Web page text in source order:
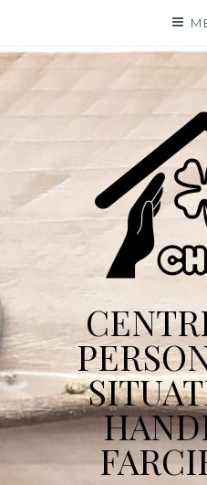
content